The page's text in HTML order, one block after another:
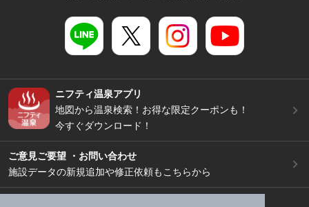
ニフティ温泉アプリ
地図から温泉検索！お得な限定クーポンも！
今すぐダウンロード！
ご意見ご要望 ・お問い合わせ
施設データの新規追加や修正依頼もこちらから